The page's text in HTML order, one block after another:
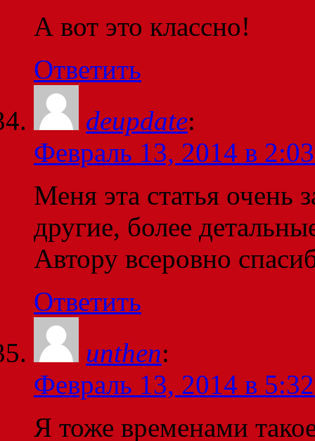
А вот это классно!
Ответить
deupdate:
Февраль 13, 2014 в
Меня эта статья очень
другие, более
Автору всеровно
Ответить
unthen:
Февраль 13, 2014 в
Я тоже временами